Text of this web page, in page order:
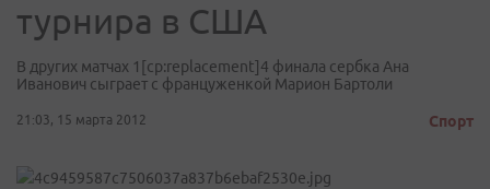
турнира в США
В других матчах 1[cp:replacement]4 финала сербка Ана
Иванович сыграет с француженкой Марион Бартоли
21:03, 15 марта 2012 Спорт